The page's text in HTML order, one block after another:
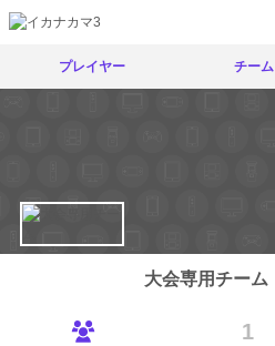
プレイヤー チーム
大会専用チーム
1